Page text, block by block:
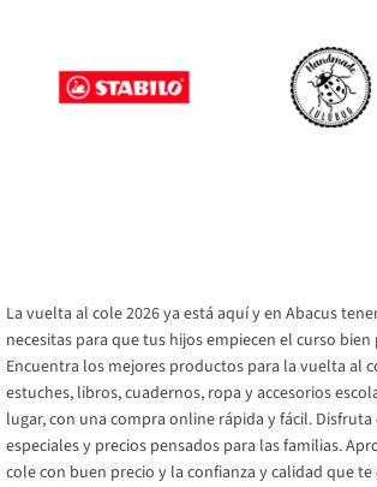
La vuelta al cole 2026 ya está aquí y en Abacus
necesitas para que tus hijos empiecen el curso
Encuentra los mejores productos para la vuelta al
estuches, libros, cuadernos, ropa y accesorios
lugar, con una compra online rápida y fácil.
especiales y precios pensados para las familias.
cole con buen precio y la confianza y calidad que te